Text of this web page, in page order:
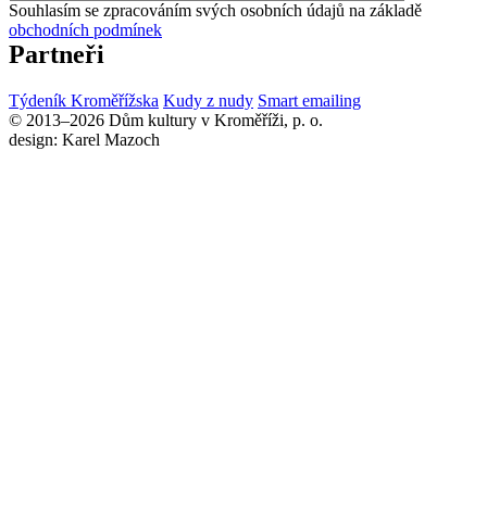
Souhlasím se zpracováním svých osobních údajů na základě
obchodních podmínek
Partneři
Týdeník Kroměřížska Kudy z nudy Smart emailing
© 2013–2026 Dům kultury v Kroměříži, p. o.
design: Karel Mazoch